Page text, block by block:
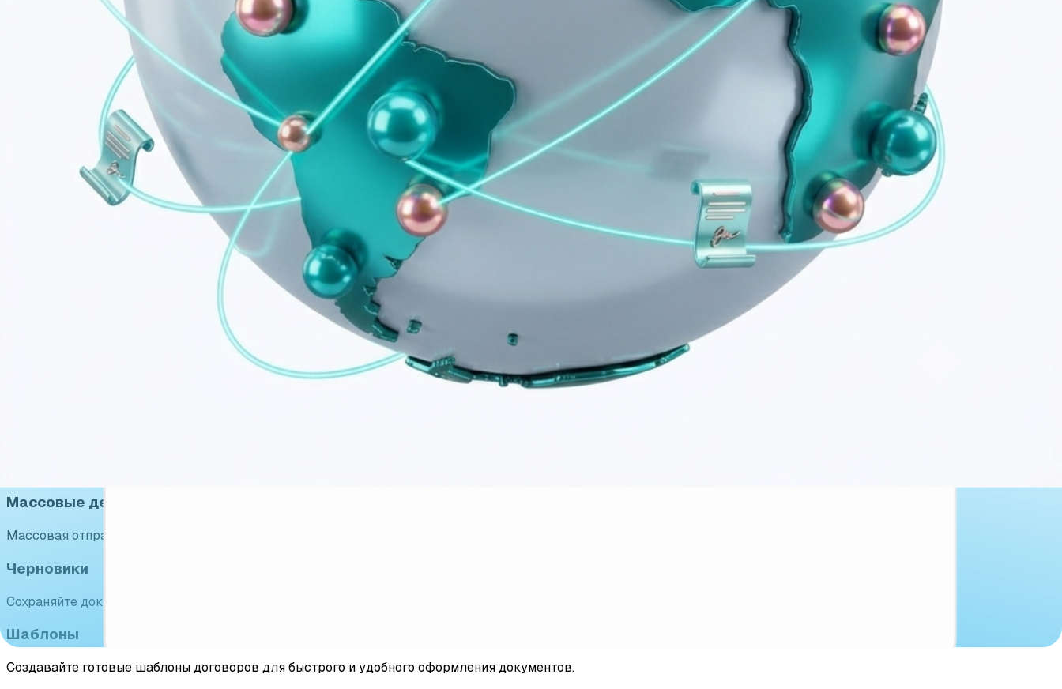
Всё для работы с договорами
в одном окне
Отправка документов клиентам и сотрудникам через SMS, Email и WhatsApp в несколько кликов.
Подписание документов любым удобным способом: SMS, ЭЦП, WhatsApp, EgovMobile и EgovBusiness.
Массовые действия
Массовая отправка, подписание и расторжение документов для экономии времени команды.
Черновики
Сохраняйте документы в черновиках и возвращайтесь к редактированию в любое время.
Шаблоны
Создавайте готовые шаблоны договоров для быстрого и удобного оформления документов.